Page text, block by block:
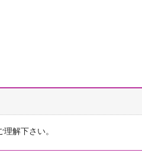
解下さい。